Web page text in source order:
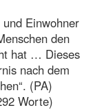
Einwohner
den
hat … Dieses
nach dem
(PA)
Worte)